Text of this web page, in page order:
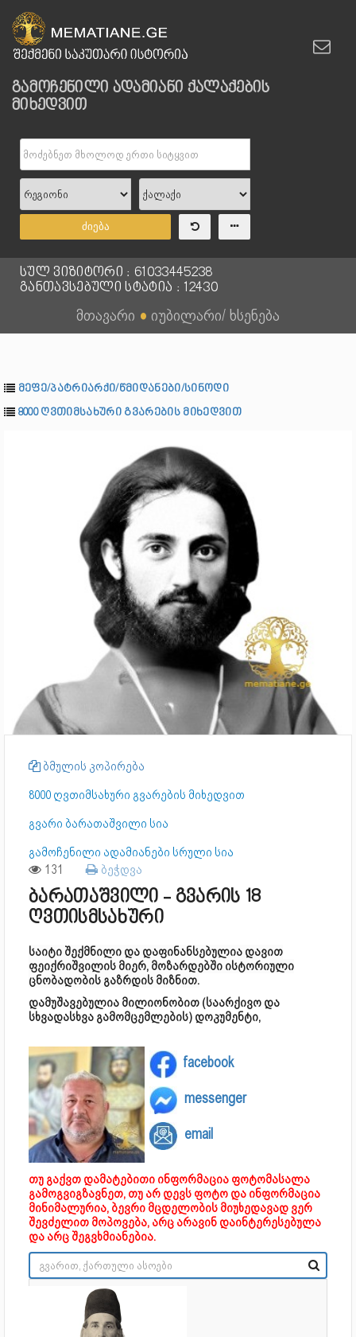
გამოჩენილი ადამიანი ქალაქების
მიხედვით
ძიება
სულ ვიზიტორი : 61033445238
განთავსებული სტატია : 12430
მთავარი ● იუბილარი/ ხსენება
მეფე/პატრიარქი/წმიდანები/სინოდი
8000 ღვთიმსახური გვარების მიხედვით
ბმულის კოპირება
8000 ღვთიმსახური გვარების მიხედვით
გვარი ბარათაშვილი სია
გამოჩენილი ადამიანები სრული სია
131 ბეჭდვა
ბარათაშვილი - გვარის 18
ღვთისმსახური
საიტი შექმნილი და დაფინანსებულია დავით
ფეიქრიშვილის მიერ, მოზარდებში ისტორიული
ცნობადობის გაზრდის მიზნით.
დამუშავებულია მილიონობით (საარქივო და
სხვადასხვა გამომცემლების) დოკუმენტი,
facebook
messenger
email
თუ გაქვთ დამატებითი ინფორმაცია ფოტომასალა
გამოგვიგზავნეთ, თუ არ დევს ფოტო და ინფორმაცია
მინიმალურია, ბევრი მცდელობის მიუხედავად ვერ
შევძელით მოპოვება, არც არავინ დაინტერესებულა
და არც შეგვხმიანებია.